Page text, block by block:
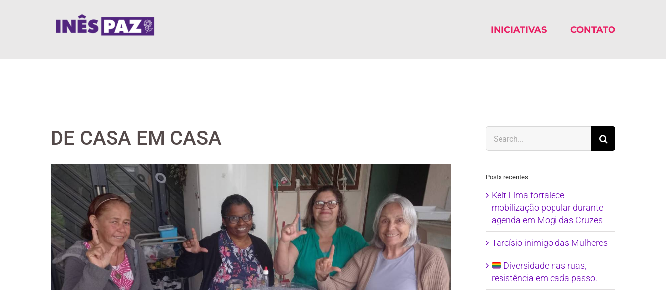
INICIATIVAS CONTATO
DE CASA EM CASA
View
Larger
Image
for:
Posts recentes
Keit Lima fortalece
mobilização popular durante
agenda em Mogi das Cruzes
Tarcísio inimigo das Mulheres
Diversidade nas ruas,
resistência em cada passo.